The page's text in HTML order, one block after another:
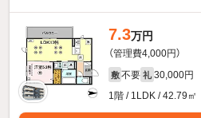
7.3万円
（管理費4,000円）
敷 不要 礼 30,000円
1階 / 1LDK / 42.79㎡